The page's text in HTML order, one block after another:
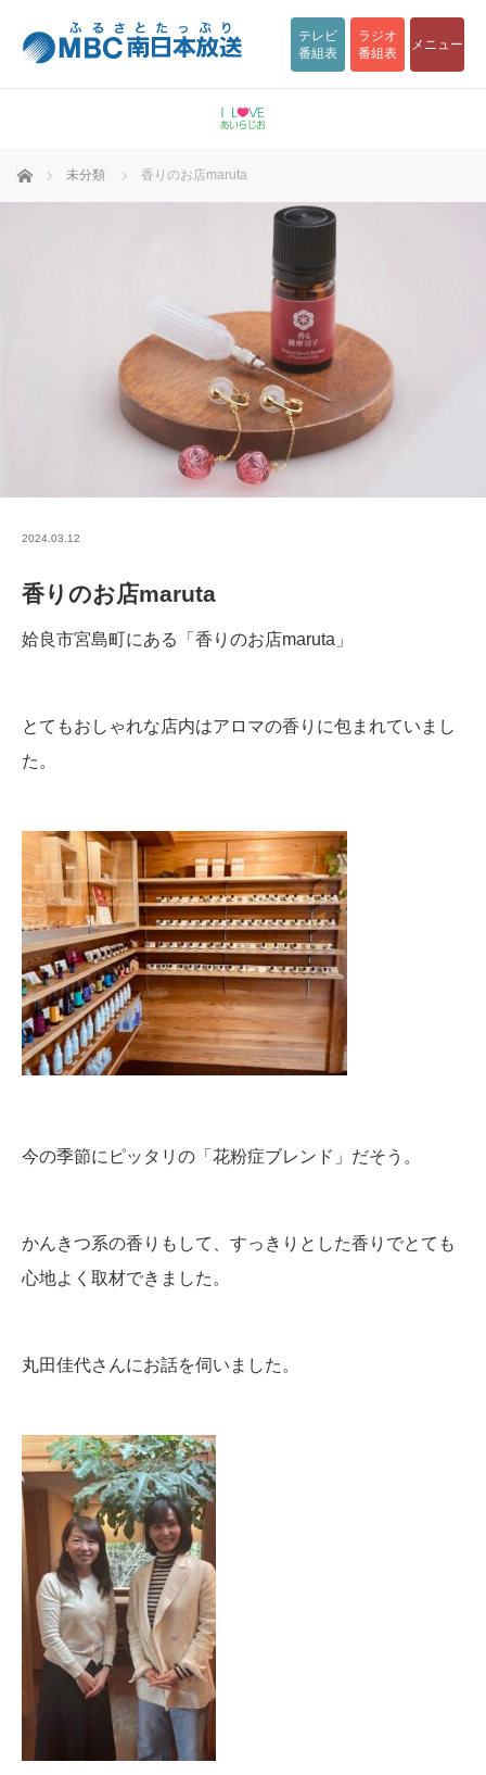
テレビ
番組表
ラジオ
番組表
メニュー
ホーム 未分類 香りのお店maruta
2024.03.12
香りのお店maruta
姶良市宮島町にある「香りのお店maruta」
とてもおしゃれな店内はアロマの香りに包まれていまし
た。
今の季節にピッタリの「花粉症ブレンド」だそう。
かんきつ系の香りもして、すっきりとした香りでとても
心地よく取材できました。
丸田佳代さんにお話を伺いました。